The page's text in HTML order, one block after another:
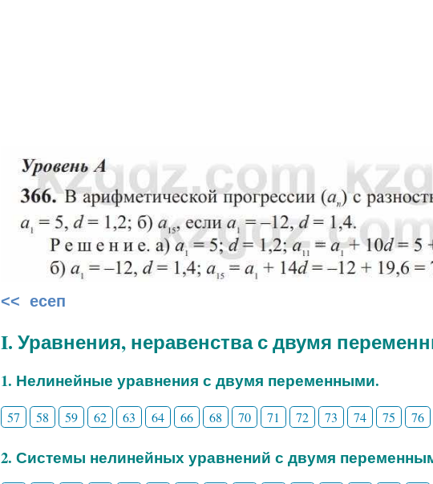
<< есеп
I. Уравнения, неравенства с двумя
1. Нелинейные уравнения с двумя переменными.
57 58 59 62 63 64 66 68 70 71 72 73 74 75 76
2. Системы нелинейных уравнений с двумя